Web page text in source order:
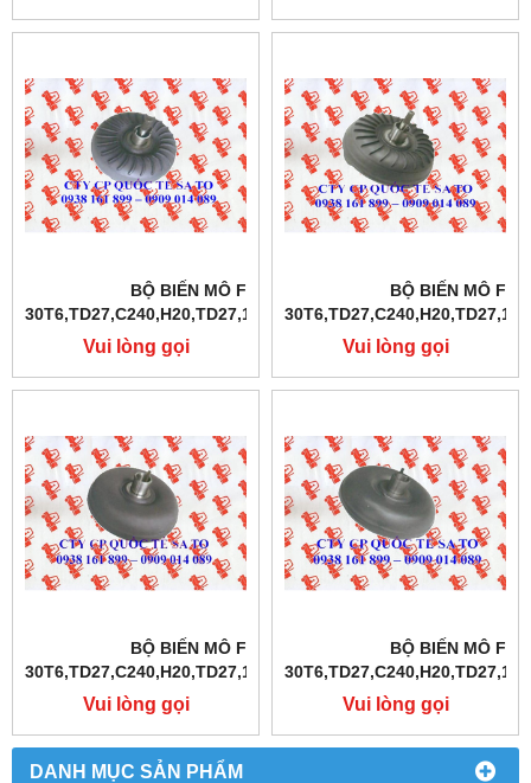
DANH MỤC SẢN PHẨM
BỘ BIẾN MÔ FD10-
30T6,TD27,C240,H20,TD27,1DZ,4Y,4D94E,S4S
Vui lòng gọi
BỘ BIẾN MÔ
Vui lòng gọi
BỘ BIẾN MÔ FD10-
30T6,TD27,C240,H20,TD27,1DZ,4Y,4D94E,S4S
Vui lòng gọi
BỘ BIẾN MÔ
Vui lòng gọi